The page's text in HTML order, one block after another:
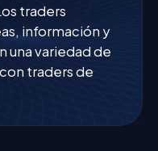
traders
información y
una variedad de
traders de